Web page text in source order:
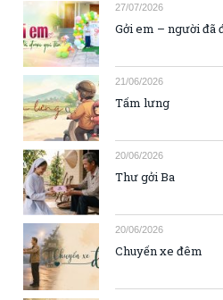
27/07/2026
Gởi em – người đã
21/06/2026
Tấm lưng
20/06/2026
Thư gởi Ba
20/06/2026
Chuyến xe đêm